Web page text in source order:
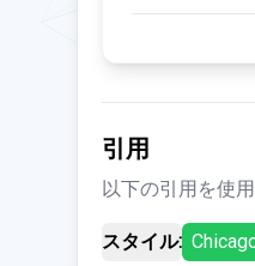
引用
以下の引用を使
スタイル: